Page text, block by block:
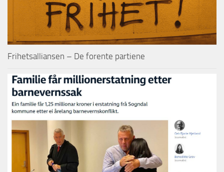
Frihetsalliansen – De forente partiene